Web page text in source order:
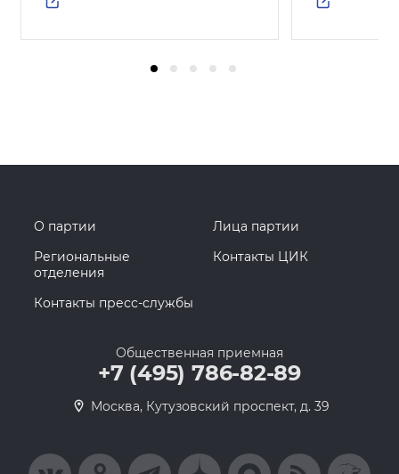
О партии
Лица партии
Региональные
отделения
Контакты ЦИК
Контакты пресс-службы
Общественная приемная
+7 (495) 786-82-89
Москва, Кутузовский проспект, д. 39